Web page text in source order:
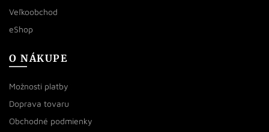
Veľkoobchod
eShop
O NÁKUPE
Možnosti platby
Doprava tovaru
Obchodné podmienky